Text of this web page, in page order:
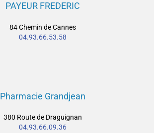
PAYEUR FREDERIC
84 Chemin de Cannes
04.93.66.53.58
Pharmacie Grandjean
380 Route de Draguignan
04.93.66.09.36